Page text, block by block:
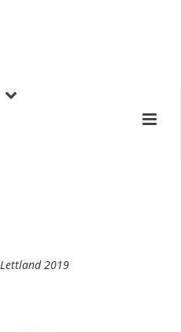
Lettland 2019